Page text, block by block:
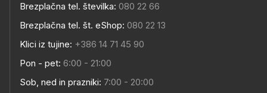
Brezplačna tel. številka: 080 22 66
Brezplačna tel. št. eShop: 080 22 13
Klici iz tujine: +386 14 71 45 90
Pon - pet: 6:00 - 21:00
Sob, ned in prazniki: 7:00 - 20:00